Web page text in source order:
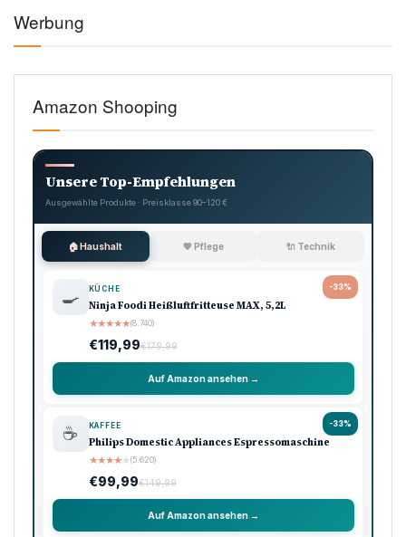
Werbung
Amazon Shooping
Unsere Top-Empfehlungen
Ausgewählte Produkte · Preisklasse 90–120 €
🏠 Haushalt 💖 Pflege 🔌 Technik
-33%
🍳 KÜCHE
Ninja Foodi Heißluftfritteuse MAX, 5,2L
★★★★★(8.740)
€119,99€179,99
Auf Amazon ansehen →
-33%
☕ KAFFEE
Philips Domestic Appliances Espressomaschine
★★★★★(5.620)
€99,99€149,99
Auf Amazon ansehen →